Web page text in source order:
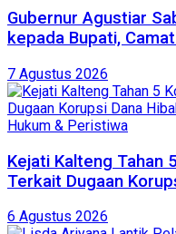
Gubernur Agustiar
kepada Bupati,
7 Agustus 2026
Hukum & Peristiwa
Kejati Kalteng Tahan
Terkait Dugaan
6 Agustus 2026